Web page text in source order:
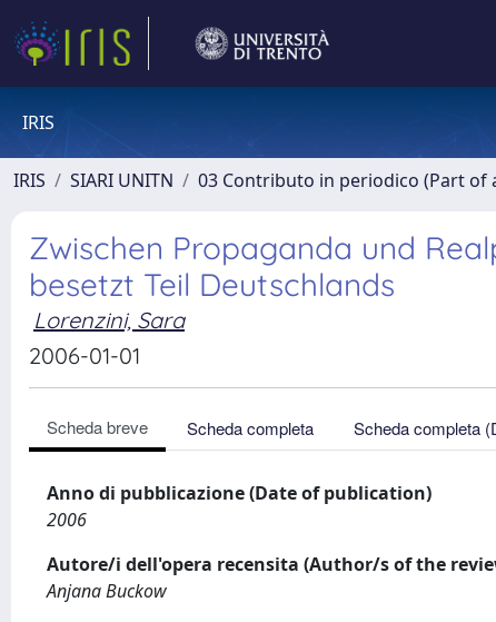
IRIS
IRIS SIARI UNITN 03 Contributo in periodico (Part of
Zwischen Propaganda und
besetzt Teil Deutschlands
Lorenzini, Sara
2006-01-01
Scheda breve Scheda completa Scheda completa
Anno di pubblicazione (Date of publication)
2006
Autore/i dell'opera recensita (Author/s of the
Anjana Buckow